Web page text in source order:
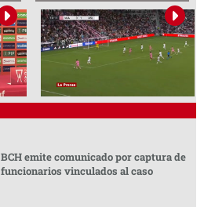
BCH emite comunicado por captura de
funcionarios vinculados al caso